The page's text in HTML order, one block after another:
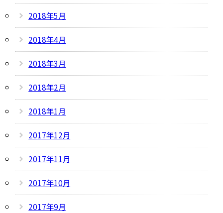
2018年5月
2018年4月
2018年3月
2018年2月
2018年1月
2017年12月
2017年11月
2017年10月
2017年9月